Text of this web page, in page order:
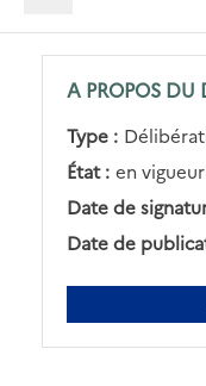
A PROPOS DU
Type :
État : en vigueur
Date de
Date de